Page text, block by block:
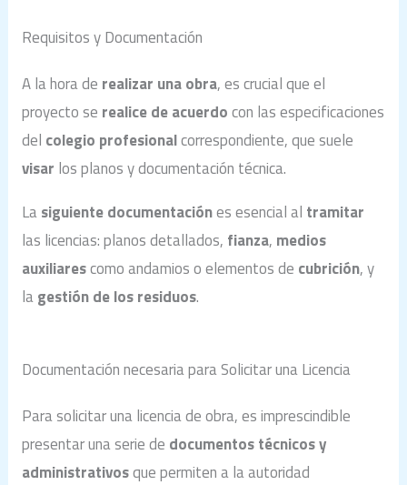
Requisitos y Documentación
A la hora de realizar una obra, es crucial que el
proyecto se realice de acuerdocon las especificaciones
del colegio profesionalcorrespondiente, que suele
visar los planos y documentación técnica.
Lasiguiente documentaciónes esencial al tramitar
las licencias: planos detallados, fianza, medios
auxiliarescomo andamios o elementos de cubrición, y
lagestión de los residuos.
Documentación necesaria para Solicitar una Licencia
Para solicitar una licencia de obra, es imprescindible
presentar una serie de documentos técnicos y
administrativosque permiten a la autoridad